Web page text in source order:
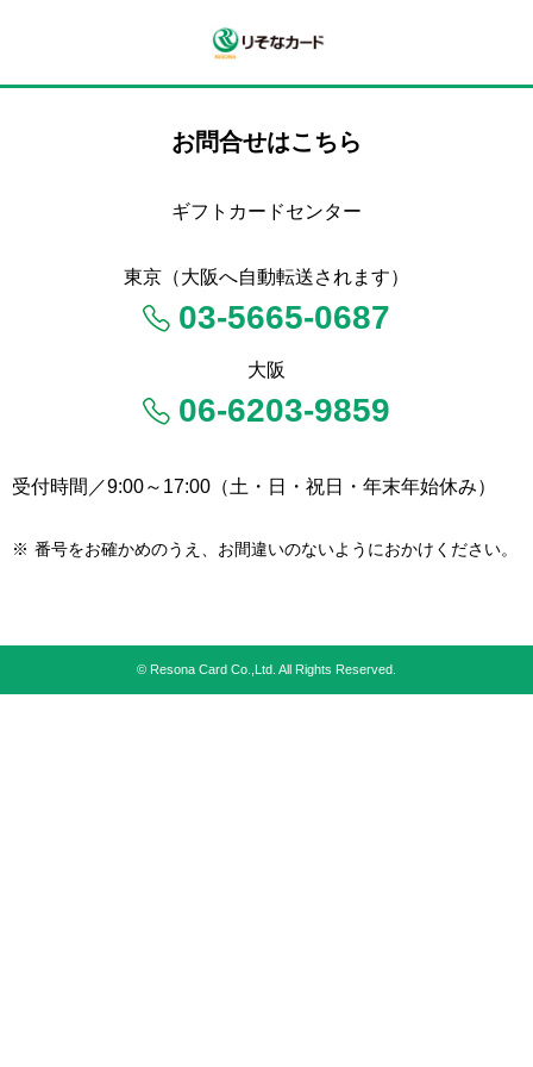
お問合せはこちら
ギフトカードセンター
東京（大阪へ自動転送されます）
03-5665-0687
大阪
06-6203-9859
受付時間／9:00～17:00（土・日・祝日・年末年始休み）
※ 番号をお確かめのうえ、お間違いのないようにおかけください。
© Resona Card Co.,Ltd. All Rights Reserved.